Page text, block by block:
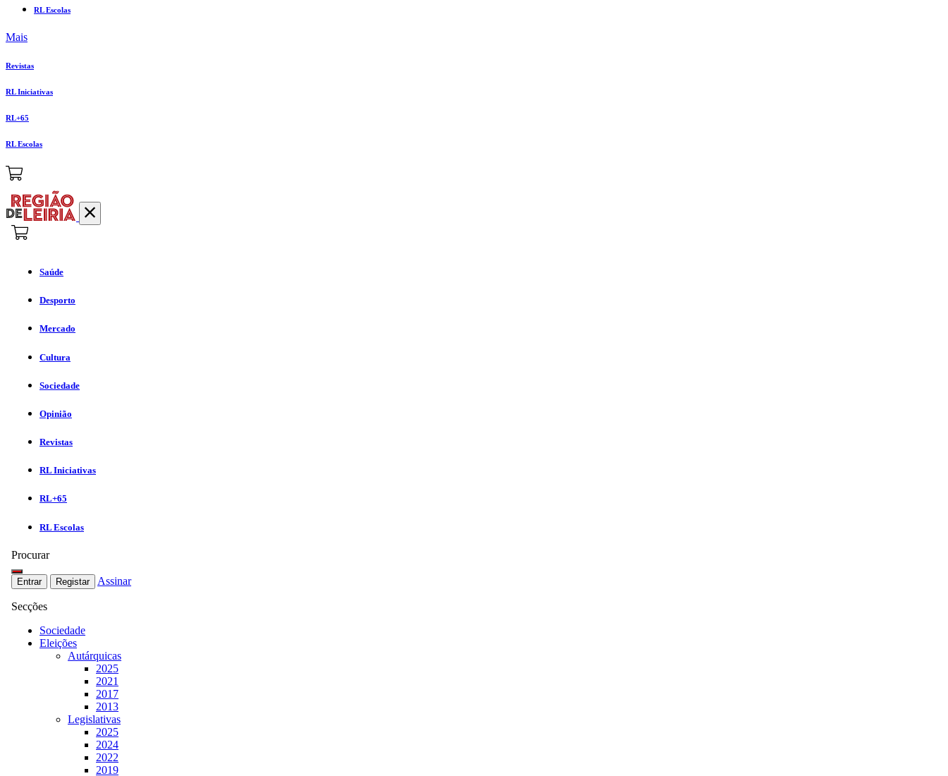
RL Escolas
Mais
Revistas
RL Iniciativas
RL+65
RL Escolas
Saúde
Desporto
Mercado
Cultura
Sociedade
Opinião
Revistas
RL Iniciativas
RL+65
RL Escolas
Procurar
Entrar Registar Assinar
Secções
Sociedade
Eleições
Autárquicas
2025
2021
2017
2013
Legislativas
2025
2024
2022
2019